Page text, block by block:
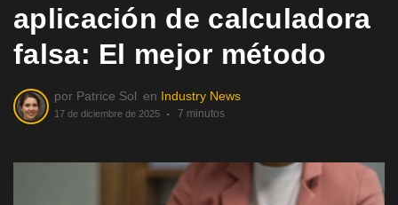
aplicación de calculadora
falsa: El mejor método
por Patrice Sol en Industry News
17 de diciembre de 2025 7 minutos